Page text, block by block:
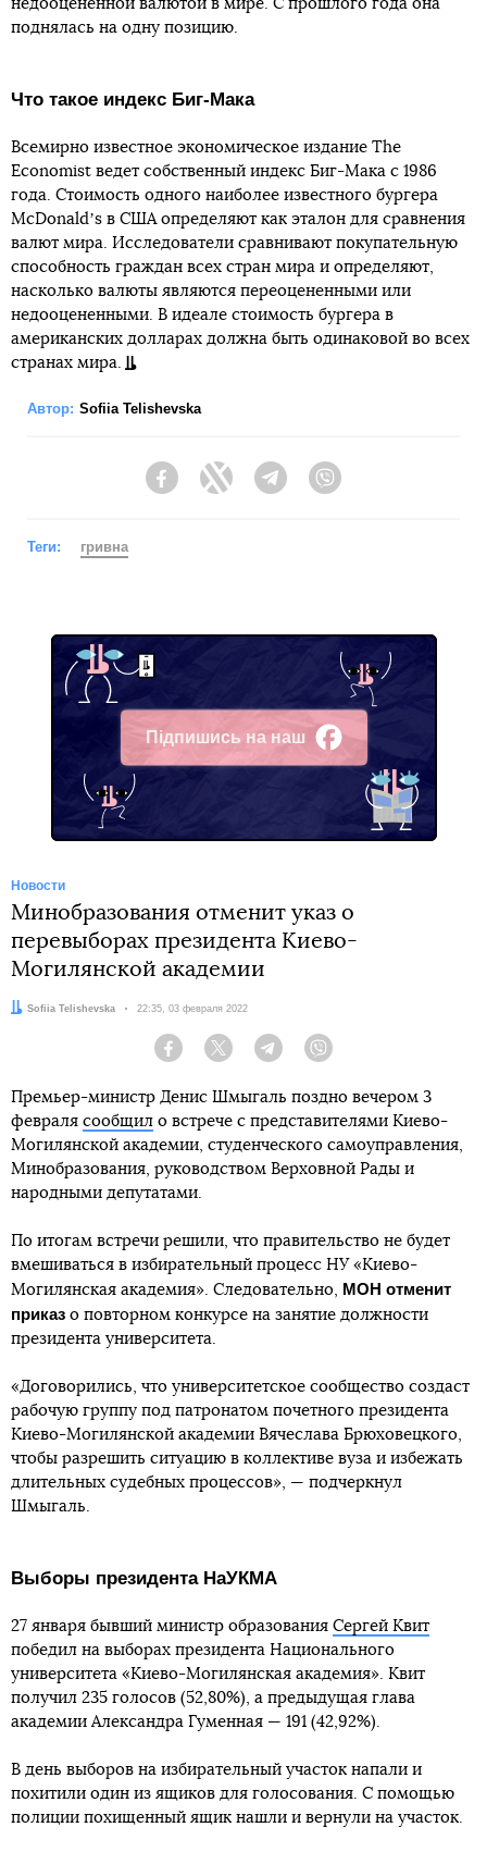
недооцененной валютой в мире. С прошлого года она
поднялась на одну позицию.
Что такое индекс Биг-Мака
Всемирно известное экономическое издание The
Economist ведет собственный индекс Биг-Мака с 1986
года. Стоимость одного наиболее известного бургера
McDonaldʼs в США определяют как эталон для сравнения
валют мира. Исследователи сравнивают покупательную
способность граждан всех стран мира и определяют,
насколько валюты являются переоцененными или
недооцененными. В идеале стоимость бургера в
американских долларах должна быть одинаковой во всех
странах мира.
Автор: Sofiia Telishevska
FacebookTwitter Telegram
Теги: гривна
Підпишись на наш
Facebook
Новости
Минобразования отменит указ о
перевыборах президента Киево-
Могилянской академии
Автор:
Sofiia Telishevska Дата:
22:35, 03 февраля 2022
Facebook Twitter Telegram
Премьер-министр Денис Шмыгаль поздно вечером 3
февраля сообщил о встрече с представителями Киево-
Могилянской академии, студенческого самоуправления,
Минобразования, руководством Верховной Рады и
народными депутатами.
По итогам встречи решили, что правительство не будет
вмешиваться в избирательный процесс НУ «Киево-
Могилянская академия». Следовательно, МОН отменит
приказ о повторном конкурсе на занятие должности
президента университета.
«Договорились, что университетское сообщество создаст
рабочую группу под патронатом почетного президента
Киево-Могилянской академии Вячеслава Брюховецкого,
чтобы разрешить ситуацию в коллективе вуза и избежать
длительных судебных процессов», — подчеркнул
Шмыгаль.
Выборы президента НаУКМА
27 января бывший министр образования Сергей Квит
победил на выборах президента Национального
университета «Киево-Могилянская академия». Квит
получил 235 голосов (52,80%), а предыдущая глава
академии Александра Гуменная — 191 (42,92%).
В день выборов на избирательный участок напали и
похитили один из ящиков для голосования. С помощью
полиции похищенный ящик нашли и вернули на участок.